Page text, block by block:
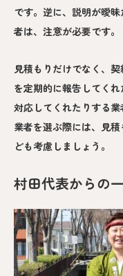
です。逆に、説明が曖
者は、注意が必要です。
見積もりだけでなく、
を定期的に報告してく
対応してくれたりする業
業者を選ぶ際には、見
ども考慮しましょう。
村田代表からの